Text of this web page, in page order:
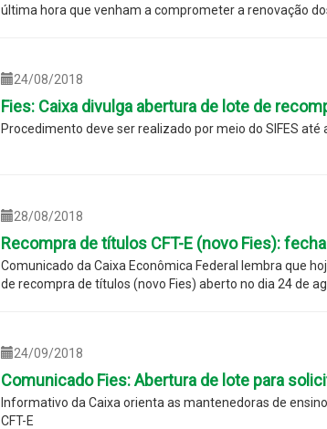
última hora que venham a comprometer a renovação
24/08/2018
Fies: Caixa divulga abertura de lote de
Procedimento deve ser realizado por meio do SIFES
28/08/2018
Recompra de títulos CFT-E (novo Fies):
Comunicado da Caixa Econômica Federal lembra que
de recompra de títulos (novo Fies) aberto no dia 24 de
24/09/2018
Comunicado Fies: Abertura de lote para
Informativo da Caixa orienta as mantenedoras de
CFT-E